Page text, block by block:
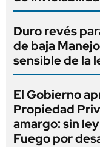
Duro revés
de baja
sensible de la
El Gobierno
Propiedad
amargo: sin
Fuego por